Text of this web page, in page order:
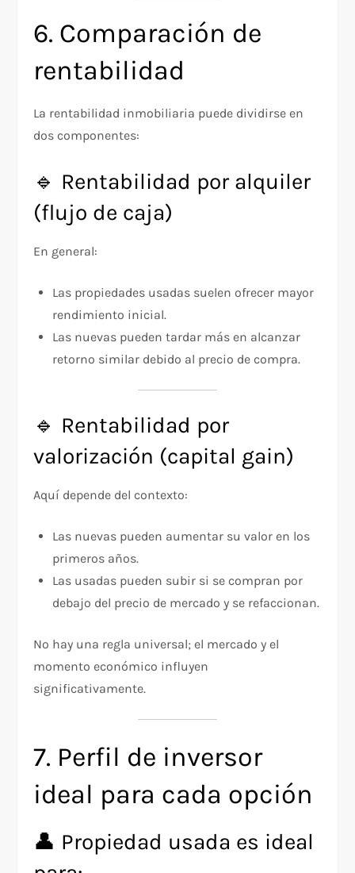
6. Comparación de
rentabilidad
La rentabilidad inmobiliaria puede dividirse en
dos componentes:
🔹 Rentabilidad por alquiler
(flujo de caja)
En general:
Las propiedades usadas suelen ofrecer mayor
rendimiento inicial.
Las nuevas pueden tardar más en alcanzar
retorno similar debido al precio de compra.
🔹 Rentabilidad por
valorización (capital gain)
Aquí depende del contexto:
Las nuevas pueden aumentar su valor en los
primeros años.
Las usadas pueden subir si se compran por
debajo del precio de mercado y se refaccionan.
No hay una regla universal; el mercado y el
momento económico influyen
significativamente.
7. Perfil de inversor
ideal para cada opción
👤 Propiedad usada es ideal